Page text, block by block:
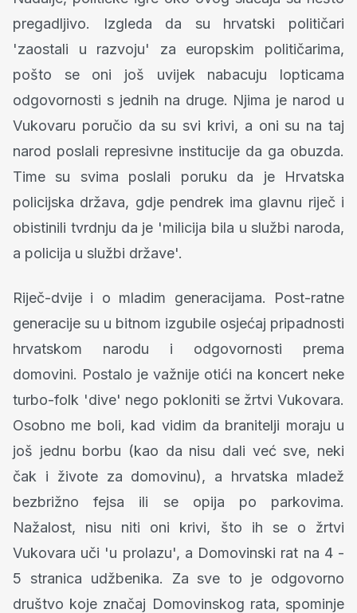
pregadljivo. Izgleda da su hrvatski političari
'zaostali u razvoju' za europskim političarima,
pošto se oni još uvijek nabacuju lopticama
odgovornosti s jednih na druge. Njima je narod u
Vukovaru poručio da su svi krivi, a oni su na taj
narod poslali represivne institucije da ga obuzda.
Time su svima poslali poruku da je Hrvatska
policijska država, gdje pendrek ima glavnu riječ i
obistinili tvrdnju da je 'milicija bila u službi naroda,
a policija u službi države'.
Riječ-dvije i o mladim generacijama. Post-ratne
generacije su u bitnom izgubile osjećaj pripadnosti
hrvatskom narodu i odgovornosti prema
domovini. Postalo je važnije otići na koncert neke
turbo-folk 'dive' nego pokloniti se žrtvi Vukovara.
Osobno me boli, kad vidim da branitelji moraju u
još jednu borbu (kao da nisu dali već sve, neki
čak i živote za domovinu), a hrvatska mladež
bezbrižno fejsa ili se opija po parkovima.
Nažalost, nisu niti oni krivi, što ih se o žrtvi
Vukovara uči 'u prolazu', a Domovinski rat na 4 -
5 stranica udžbenika. Za sve to je odgovorno
društvo koje značaj Domovinskog rata, spominje